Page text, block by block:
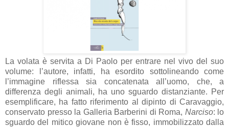
La volata è servita a Di Paolo per entrare nel vivo del suo
volume: l’autore, infatti, ha esordito sottolineando come
l’immagine riflessa sia concatenata all’uomo, che, a
differenza degli animali, ha uno sguardo distanziante. Per
esemplificare, ha fatto riferimento al dipinto di Caravaggio,
conservato presso la Galleria Barberini di Roma, Narciso: lo
sguardo del mitico giovane non è fisso, immobilizzato dalla